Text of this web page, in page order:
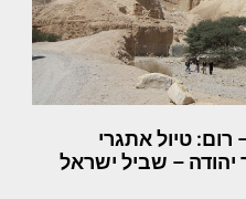
רום: טיול אתגרי
יהודה – שביל ישראל